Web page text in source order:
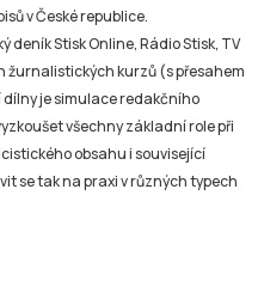
v České republice.
Stisk Online, Rádio Stisk, TV
žurnalistických kurzů (s přesahem
je simulace redakčního
všechny základní role při
obsahu i související
se tak na praxi v různých typech